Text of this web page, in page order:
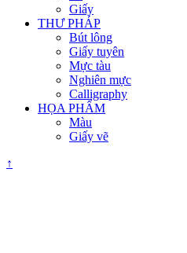
Giấy
THƯ PHÁP
Bút lông
Giấy tuyên
Mực tàu
Nghiên mực
Calligraphy
HỌA PHẨM
Màu
Giấy vẽ
↑